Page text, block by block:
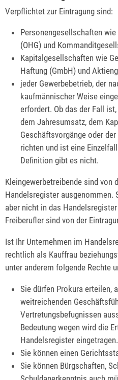
Verpflichtet zur Eintragung sind:
Personengesellschaften
(OHG) und
Kapitalgesellschaften wie
Haftung (GmbH) und
jeder Gewerbebetrieb, der
kaufmännischer Weise
erfordert. Ob das der Fall
dem Jahresumsatz, dem
Geschäftsvorgänge oder
richten und ist eine
Definition gibt es nicht.
Kleingewerbetreibende sind von
Handelsregister ausgenommen.
aber nicht in das
Freiberufler sind von der
Ist Ihr Unternehmen im
rechtlich als Kauffrau
unter anderem folgende Rechte
Sie dürfen Prokura erteilen,
weitreichenden
Vertretungsbefugnissen
Bedeutung wegen wird die
Handelsregister eingetragen.
Sie können einen
Sie können Bürgschaften,